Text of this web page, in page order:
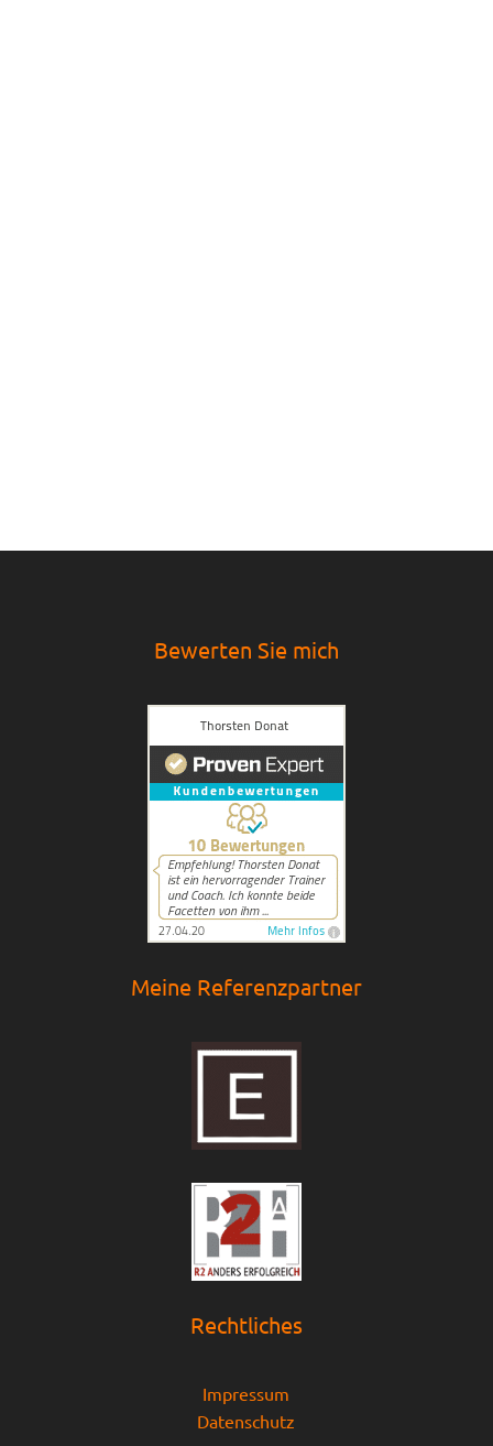
Bewerten Sie mich
Meine Referenzpartner
Rechtliches
Impressum
Datenschutz